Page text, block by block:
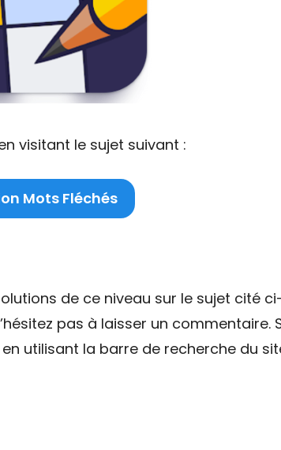
visitant le sujet suivant :
Mots Fléchés
de ce niveau sur le sujet cité
pas à laisser un commentaire.
utilisant la barre de recherche du